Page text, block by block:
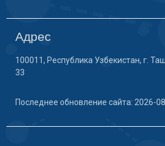
Адрес
100011, Республика Узбекистан, г.
33
Последнее обновление сайта: 2026-